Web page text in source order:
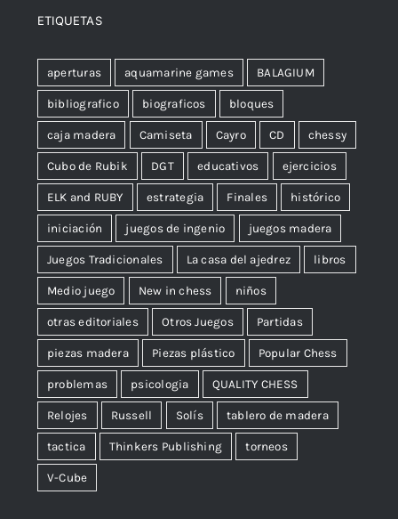
ETIQUETAS
aperturas aquamarine games BALAGIUM
bibliografico biograficos bloques
caja madera Camiseta Cayro CD chessy
Cubo de Rubik DGT educativos ejercicios
ELK and RUBY estrategia Finales histórico
iniciación juegos de ingenio juegos madera
Juegos Tradicionales La casa del ajedrez libros
Medio juego New in chess niños
otras editoriales Otros Juegos Partidas
piezas madera Piezas plástico Popular Chess
problemas psicologia QUALITY CHESS
Relojes Russell Solís tablero de madera
tactica Thinkers Publishing torneos
V-Cube